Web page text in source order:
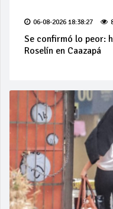
06-08-2026 18:38:27
Se confirmó lo peor:
Roselín en Caazapá